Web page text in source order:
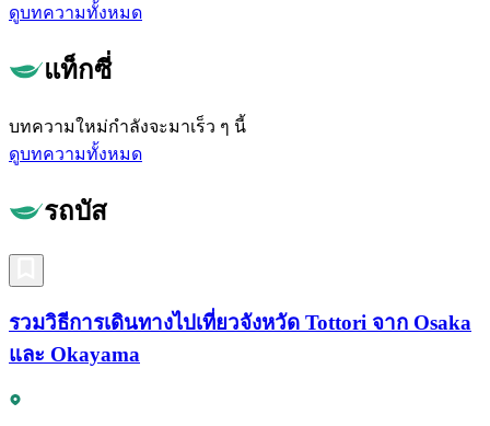
ดูบทความทั้งหมด
แท็กซี่
บทความใหม่กำลังจะมาเร็ว ๆ นี้
ดูบทความทั้งหมด
รถบัส
รวมวิธีการเดินทางไปเที่ยวจังหวัด Tottori จาก Osaka
และ Okayama